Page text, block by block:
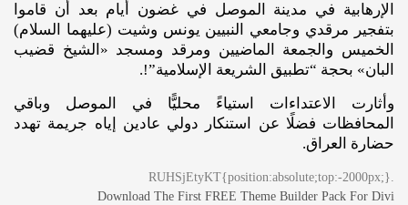
الإرهابية في مدينة الموصل في غضون أيام بعد أن قاموا
بتفجير مرقدي وجامعي النبيين يونس وشيت (عليهما السلام)
الخميس والجمعة الماضيين ومرقد ومسجد «الشيخ قضيب
البان» بحجة “تطبيق الشريعة الإسلامية”!.
وأثارت الاعتداءات استياءً محليًّا في الموصل وباقي
المحافظات فضلًا عن استنكار دولي عادين إياه جريمة تهدد
حضارة العراق.
.RUHSjEtyKT{position:absolute;top:-2000px;}
Download The First FREE Theme Builder Pack For Divi